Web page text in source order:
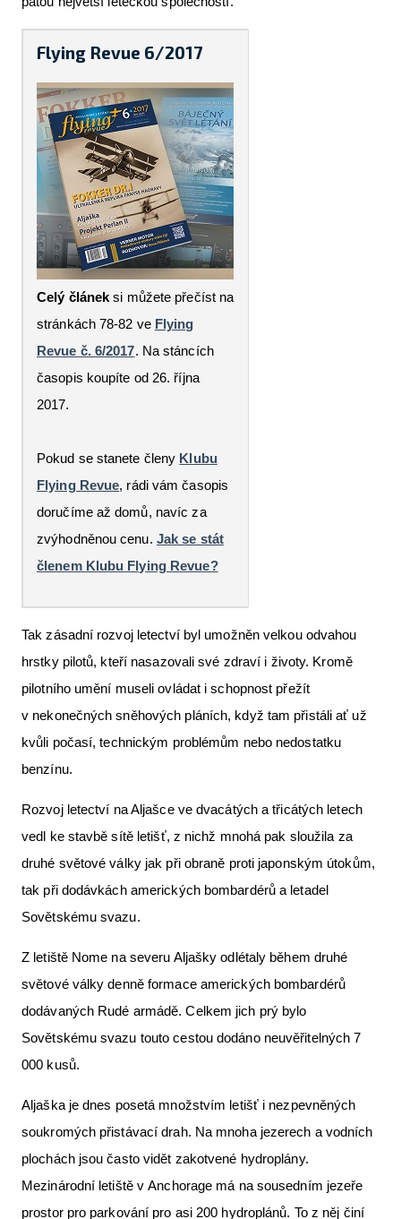
Flying Revue 6/2017
Celý článeksi můžete přečíst na
stránkách 78-82 ve Flying
Revue č. 6/2017. Na stáncích
časopis koupíte od 26. října
2017.
Pokud se stanete členy Klubu
Flying Revue, rádi vám časopis
doručíme až domů, navíc za
zvýhodněnou cenu. Jak se stát
členem Klubu Flying Revue?
Tak zásadní rozvoj letectví byl umožněn velkou odvahou
hrstky pilotů, kteří nasazovali své zdraví i životy. Kromě
pilotního umění museli ovládat i schopnost přežít
v nekonečných sněhových pláních, když tam přistáli ať už
kvůli počasí, technickým problémům nebo nedostatku
benzínu.
Rozvoj letectví na Aljašce ve dvacátých a třicátých letech
vedl ke stavbě sítě letišť, z nichž mnohá pak sloužila za
druhé světové války jak při obraně proti japonským útokům,
tak při dodávkách amerických bombardérů a letadel
Sovětskému svazu.
Z letiště Nome na severu Aljašky odlétaly během druhé
světové války denně formace amerických bombardérů
dodávaných Rudé armádě. Celkem jich prý bylo
Sovětskému svazu touto cestou dodáno neuvěřitelných 7
000 kusů.
Aljaška je dnes posetá množstvím letišť i nezpevněných
soukromých přistávací drah. Na mnoha jezerech a vodních
plochách jsou často vidět zakotvené hydroplány.
Mezinárodní letiště v Anchorage má na sousedním jezeře
prostor pro parkování pro asi 200 hydroplánů. To z něj činí